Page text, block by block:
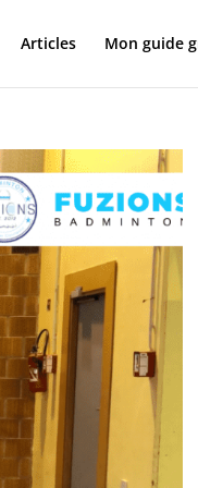
Articles Mon guide